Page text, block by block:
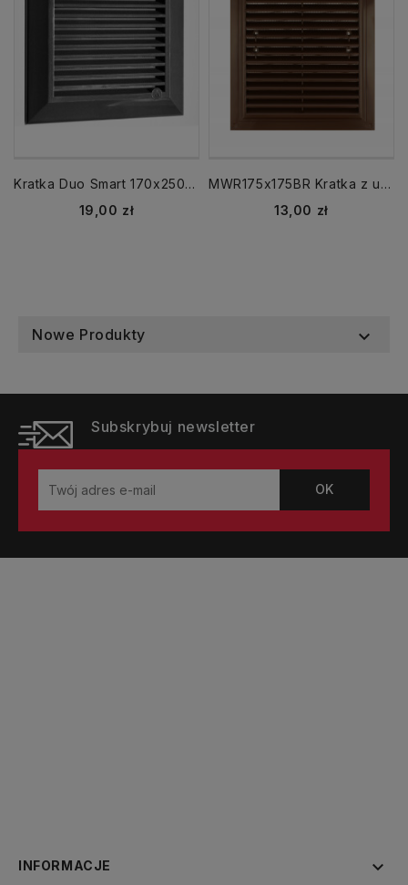
Kratka Duo Smart 170x250 kołnierz 140x210 grafitowa
Cena
19,00 zł
MWR175x175BR Kratka z uchwytami mocującymi 175x175 brązowa
Cena
13,00 zł
Nowe Produkty 
Subskrybuj newsletter
INFORMACJE 